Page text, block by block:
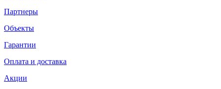
Партнеры
Объекты
Гарантии
Оплата и доставка
Акции